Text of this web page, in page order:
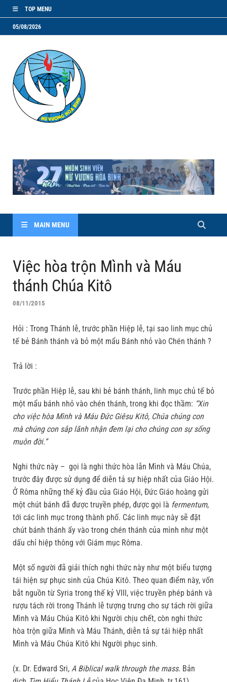
TOP MENU
05/08/2026
MAIN MENU
Việc hòa trộn Mình và Máu
thánh Chúa Kitô
08/11/2015
Hỏi : Trong Thánh lễ, trước phần Hiệp lễ, tại sao linh mục chủ
tế bẻ Bánh thánh và bỏ một mẩu Bánh nhỏ vào Chén thánh ?
Trả lời :
Trước phần Hiệp lễ, sau khi bẻ bánh thánh, linh mục chủ tế bỏ
một mẩu bánh nhỏ vào chén thánh, trong khi đọc thầm: “Xin
cho việc hòa Mình và Máu Ðức Giêsu Kitô, Chúa chúng con
mà chúng con sắp lãnh nhận đem lại cho chúng con sự sống
muôn đời.”
Nghi thức này – gọi là nghi thức hòa lẫn Mình và Máu Chúa,
trước đây được sử dụng để diễn tả sự hiệp nhất của Giáo Hội.
Ở Rôma những thế kỷ đầu của Giáo Hội, Đức Giáo hoàng gửi
một chút bánh đã được truyền phép, được gọi là fermentum,
tới các linh mục trong thành phố. Các linh mục này sẽ đặt
chút bánh thánh ấy vào trong chén thánh của mình như một
dấu chỉ hiệp thông với Giám mục Rôma.
Một số người đã giải thích nghi thức này như một biểu tượng
tái hiện sự phục sinh của Chúa Kitô. Theo quan điểm này, vốn
bắt nguồn từ Syria trong thế kỷ VIII, việc truyền phép bánh và
rượu tách rời trong Thánh lễ tượng trưng cho sự tách rời giữa
Mình và Máu Chúa Kitô khi Người chịu chết, còn nghi thức
hòa trộn giữa Mình và Máu Thánh, diễn tả sự tái hiệp nhất
Mình và Máu Chúa Kitô khi Người phục sinh.
(x. Dr. Edward Sri, A Biblical walk through the mass. Bản